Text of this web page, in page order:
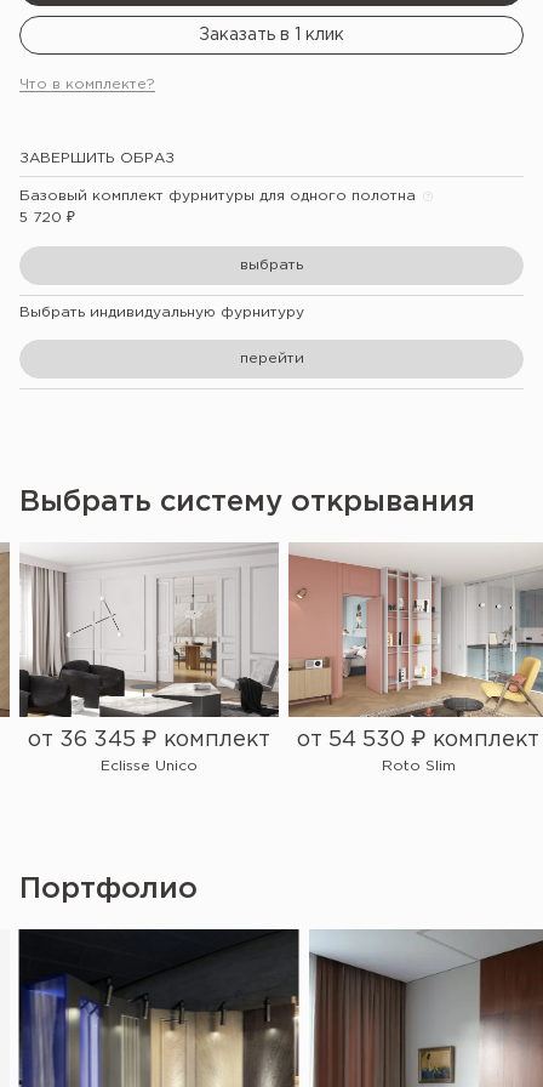
Заказать в 1 клик
Что в комплекте?
ЗАВЕРШИТЬ ОБРАЗ
Базовый комплект фурнитуры для одного полотна
5 720 ₽
выбрать
Выбрать индивидуальную фурнитуру
перейти
Выбрать систему открывания
от 36 345 ₽ комплект
Eclisse Unico
от 54 530 ₽ комплект
Roto Slim
Портфолио